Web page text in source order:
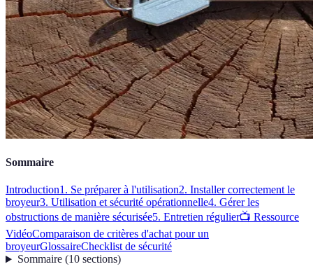
Sommaire
Introduction1. Se préparer à l'utilisation2. Installer correctement le
broyeur3. Utilisation et sécurité opérationnelle4. Gérer les
obstructions de manière sécurisée5. Entretien régulier📺 Ressource
VidéoComparaison de critères d'achat pour un
broyeurGlossaireChecklist de sécurité
Sommaire(10 sections)